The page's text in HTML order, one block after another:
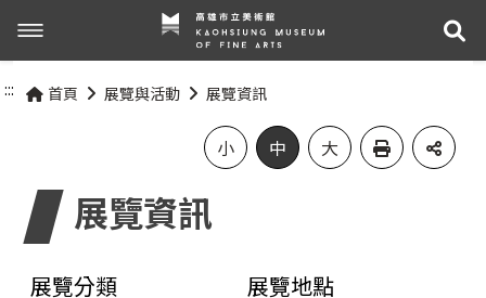
展覽與活動
展覽資訊
關於我們
::: 首頁 展覽與活動 展覽資訊
小 中 大
展覽資訊
展覽分類 展覽地點